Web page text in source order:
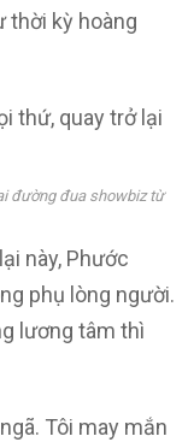
thời kỳ hoàng
đường đua showbiz từ
này, Phước
phụ lòng người.
lương tâm thì
Tôi may mắn